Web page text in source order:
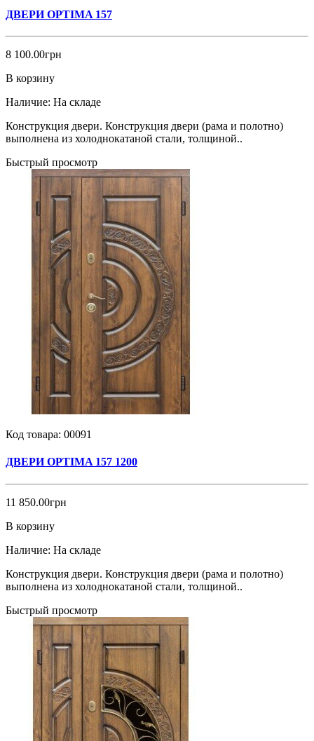
ДВЕРИ OPTIMA 157
8 100.00грн
В корзину
Наличие: На складе
Конструкция двери. Конструкция двери (рама и полотно)
выполнена из холоднокатаной стали, толщиной..
Быстрый просмотр
Код товара: 00091
ДВЕРИ OPTIMA 157 1200
11 850.00грн
В корзину
Наличие: На складе
Конструкция двери. Конструкция двери (рама и полотно)
выполнена из холоднокатаной стали, толщиной..
Быстрый просмотр